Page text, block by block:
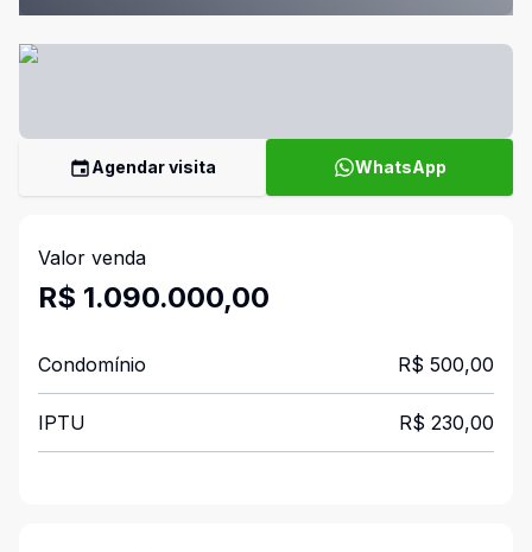
Agendar visita WhatsApp
Valor venda
R$ 1.090.000,00
Condomínio R$ 500,00
IPTU R$ 230,00